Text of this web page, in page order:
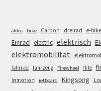
akku bike Carbon dreirad e-bike
Einrad electric elektrisch
elektromobilität
fahrrad
fahrzeug Firewheel flite
Inmotion jetboard Kingsong